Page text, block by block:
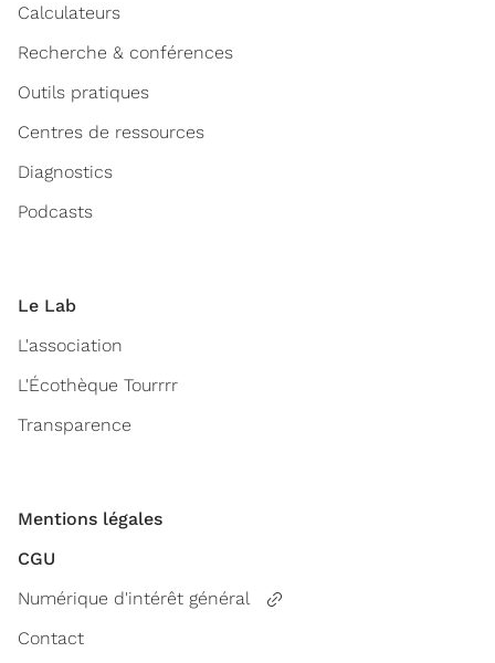
Calculateurs
Recherche & conférences
Outils pratiques
Centres de ressources
Diagnostics
Podcasts
Le Lab
L'association
L'Écothèque Tourrrr
Transparence
Mentions légales
CGU
Numérique d'intérêt général
Contact